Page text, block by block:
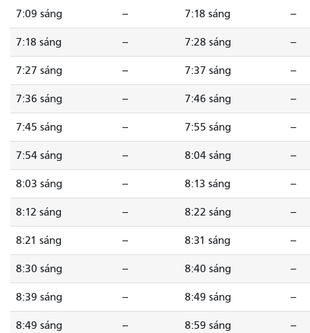
7:09 sáng -- 7:18 sáng --
7:18 sáng -- 7:28 sáng --
7:27 sáng -- 7:37 sáng --
7:36 sáng -- 7:46 sáng --
7:45 sáng -- 7:55 sáng --
7:54 sáng -- 8:04 sáng --
8:03 sáng -- 8:13 sáng --
8:12 sáng -- 8:22 sáng --
8:21 sáng -- 8:31 sáng --
8:30 sáng -- 8:40 sáng --
8:39 sáng -- 8:49 sáng --
8:49 sáng -- 8:59 sáng --